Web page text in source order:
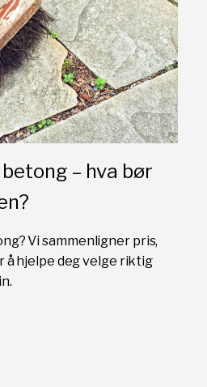
– hva bør
Vi sammenligner pris,
å hjelpe deg velge riktig